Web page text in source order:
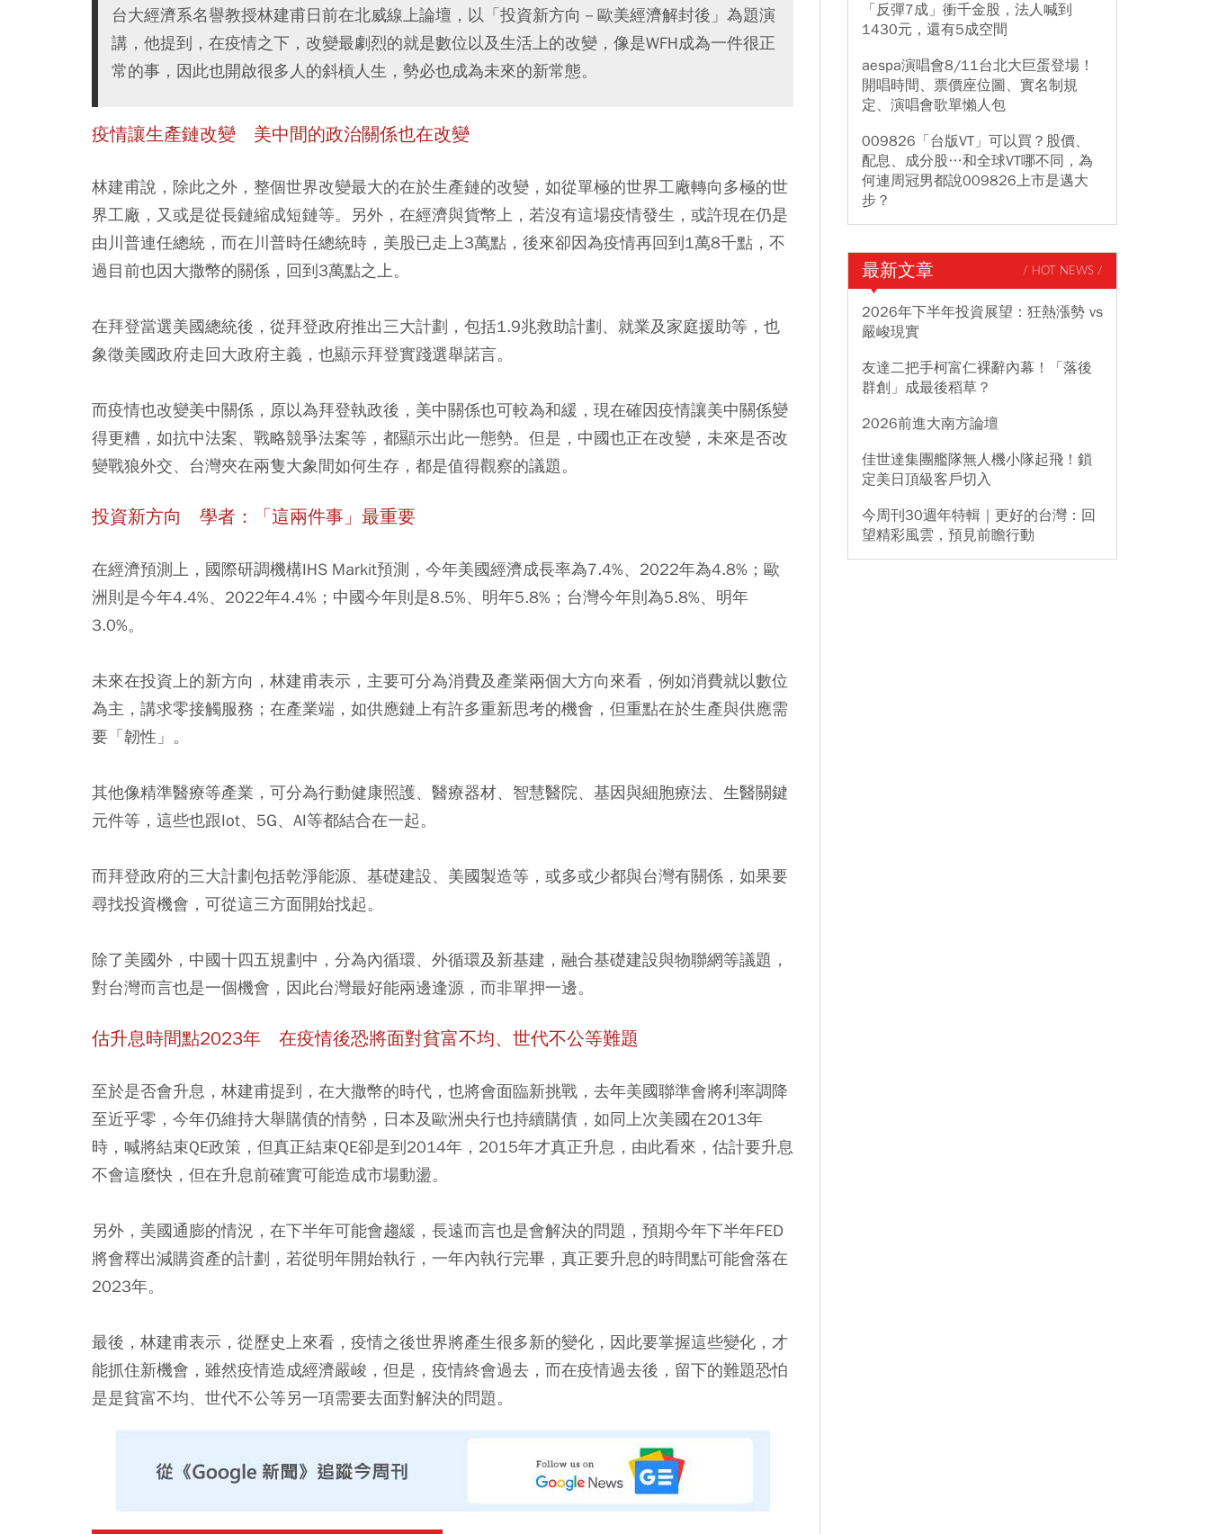
台大經濟系名譽教授林建甫日前在北威線上論壇，以「投資新方向－歐美經濟解封後」為題演
講，他提到，在疫情之下，改變最劇烈的就是數位以及生活上的改變，像是WFH成為一件很正
常的事，因此也開啟很多人的斜槓人生，勢必也成為未來的新常態。
疫情讓生產鏈改變 美中間的政治關係也在改變
林建甫說，除此之外，整個世界改變最大的在於生產鏈的改變，如從單極的世界工廠轉向多極的世
界工廠，又或是從長鏈縮成短鏈等。另外，在經濟與貨幣上，若沒有這場疫情發生，或許現在仍是
由川普連任總統，而在川普時任總統時，美股已走上3萬點，後來卻因為疫情再回到1萬8千點，不
過目前也因大撒幣的關係，回到3萬點之上。
在拜登當選美國總統後，從拜登政府推出三大計劃，包括1.9兆救助計劃、就業及家庭援助等，也
象徵美國政府走回大政府主義，也顯示拜登實踐選舉諾言。
而疫情也改變美中關係，原以為拜登執政後，美中關係也可較為和緩，現在確因疫情讓美中關係變
得更糟，如抗中法案、戰略競爭法案等，都顯示出此一態勢。但是，中國也正在改變，未來是否改
變戰狼外交、台灣夾在兩隻大象間如何生存，都是值得觀察的議題。
投資新方向 學者：「這兩件事」最重要
在經濟預測上，國際研調機構IHS Markit預測，今年美國經濟成長率為7.4%、2022年為4.8%；歐
洲則是今年4.4%、2022年4.4%；中國今年則是8.5%、明年5.8%；台灣今年則為5.8%、明年
3.0%。
未來在投資上的新方向，林建甫表示，主要可分為消費及產業兩個大方向來看，例如消費就以數位
為主，講求零接觸服務；在產業端，如供應鏈上有許多重新思考的機會，但重點在於生產與供應需
要「韌性」。
其他像精準醫療等產業，可分為行動健康照護、醫療器材、智慧醫院、基因與細胞療法、生醫關鍵
元件等，這些也跟Iot、5G、AI等都結合在一起。
而拜登政府的三大計劃包括乾淨能源、基礎建設、美國製造等，或多或少都與台灣有關係，如果要
尋找投資機會，可從這三方面開始找起。
除了美國外，中國十四五規劃中，分為內循環、外循環及新基建，融合基礎建設與物聯網等議題，
對台灣而言也是一個機會，因此台灣最好能兩邊逢源，而非單押一邊。
估升息時間點2023年 在疫情後恐將面對貧富不均、世代不公等難題
至於是否會升息，林建甫提到，在大撒幣的時代，也將會面臨新挑戰，去年美國聯準會將利率調降
至近乎零，今年仍維持大舉購債的情勢，日本及歐洲央行也持續購債，如同上次美國在2013年
時，喊將結束QE政策，但真正結束QE卻是到2014年，2015年才真正升息，由此看來，估計要升息
不會這麼快，但在升息前確實可能造成市場動盪。
另外，美國通膨的情況，在下半年可能會趨緩，長遠而言也是會解決的問題，預期今年下半年FED
將會釋出減購資產的計劃，若從明年開始執行，一年內執行完畢，真正要升息的時間點可能會落在
2023年。
最後，林建甫表示，從歷史上來看，疫情之後世界將產生很多新的變化，因此要掌握這些變化，才
能抓住新機會，雖然疫情造成經濟嚴峻，但是，疫情終會過去，而在疫情過去後，留下的難題恐怕
是是貧富不均、世代不公等另一項需要去面對解決的問題。
「反彈7成」衝千金股，法人喊到
1430元，還有5成空間
aespa演唱會8/11台北大巨蛋登場！
開唱時間、票價座位圖、實名制規
定、演唱會歌單懶人包
009826「台版VT」可以買？股價、
配息、成分股…和全球VT哪不同，為
何連周冠男都說009826上市是邁大
步？
最新文章 / HOT NEWS /
2026年下半年投資展望：狂熱漲勢 vs
嚴峻現實
友達二把手柯富仁裸辭內幕！「落後
群創」成最後稻草？
2026前進大南方論壇
佳世達集團艦隊無人機小隊起飛！鎖
定美日頂級客戶切入
今周刊30週年特輯｜更好的台灣：回
望精彩風雲，預見前瞻行動